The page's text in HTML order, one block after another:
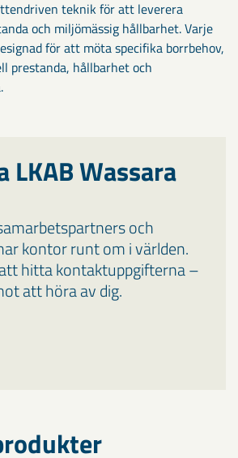
teknik för att leverera
och miljömässig hållbarhet. Varje
för att möta specifika borrbehov,
prestanda, hållbarhet och
LKAB Wassara
och
kontor runt om i världen.
hitta kontaktuppgifterna –
att höra av dig.